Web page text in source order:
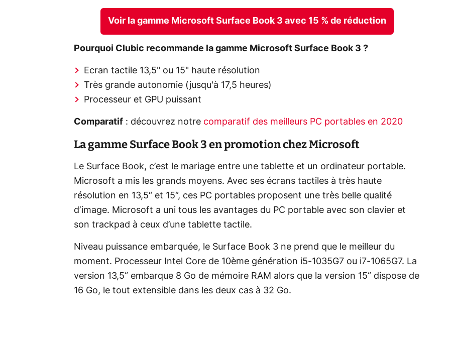
Voir la gamme Microsoft Surface Book 3 avec 15 % de réduction
Pourquoi Clubic recommande la gamme Microsoft Surface Book 3 ?
Ecran tactile 13,5" ou 15" haute résolution
Très grande autonomie (jusqu'à 17,5 heures)
Processeur et GPU puissant
Comparatif : découvrez notre comparatif des meilleurs PC portables en 2020
La gamme Surface Book 3 en promotion chez Microsoft
Le Surface Book, c’est le mariage entre une tablette et un ordinateur portable.
Microsoft a mis les grands moyens. Avec ses écrans tactiles à très haute
résolution en 13,5“ et 15“, ces PC portables proposent une très belle qualité
d’image. Microsoft a uni tous les avantages du PC portable avec son clavier et
son trackpad à ceux d’une tablette tactile.
Niveau puissance embarquée, le Surface Book 3 ne prend que le meilleur du
moment. Processeur Intel Core de 10ème génération i5-1035G7 ou i7-1065G7. La
version 13,5“ embarque 8 Go de mémoire RAM alors que la version 15“ dispose de
16 Go, le tout extensible dans les deux cas à 32 Go.